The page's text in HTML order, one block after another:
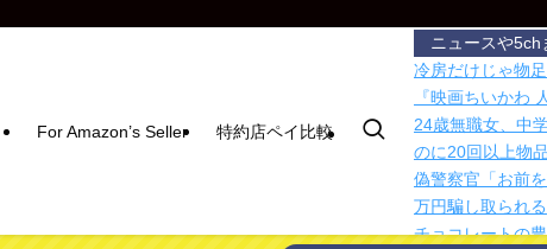
For Amazon’s Seller 特約店ペイ比較
ニュースや5ch
冷房だけじゃ物
『映画ちいかわ
24歳無職女、中
のに20回以上物
偽警察官「お前
万円騙し取られる
チョコレートの